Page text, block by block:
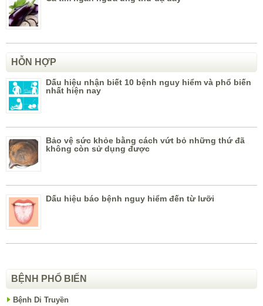
HỖN HỢP
Dấu hiệu nhận biết 10 bệnh nguy hiểm và phổ biến
nhất hiện nay
Bảo vệ sức khỏe bằng cách vứt bỏ những thứ đã
không còn sử dụng được
Dấu hiệu báo bệnh nguy hiểm đến từ lưỡi
BỆNH PHỔ BIẾN
Bệnh Di Truyền